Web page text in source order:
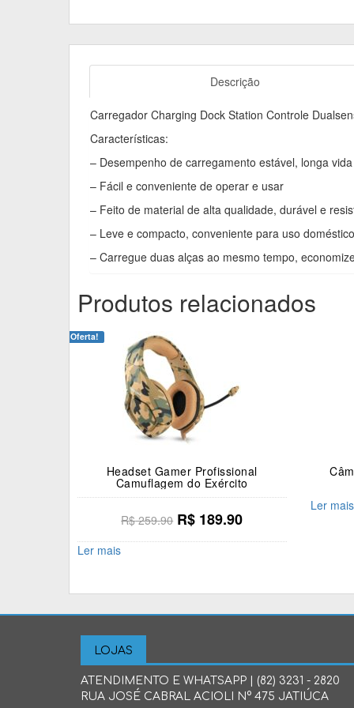
Descrição
Carregador Charging Dock Station Controle
Características:
– Desempenho de carregamento estável, longa
– Fácil e conveniente de operar e usar
– Feito de material de alta qualidade, durável e
– Leve e compacto, conveniente para uso
– Carregue duas alças ao mesmo tempo,
Produtos relacionados
Oferta!
Headset Gamer Profissional
Camuflagem do Exército
R$259.90 O
preço
R$ 259.90.
R$ 189.90O
preço
R$ 189.90.
Ler mais
Ler mais
LOJAS
ATENDIMENTO E WHATSAPP | (82) 3231 - 2820
RUA JOSÉ CABRAL ACIOLI N° 475 JATIÚCA